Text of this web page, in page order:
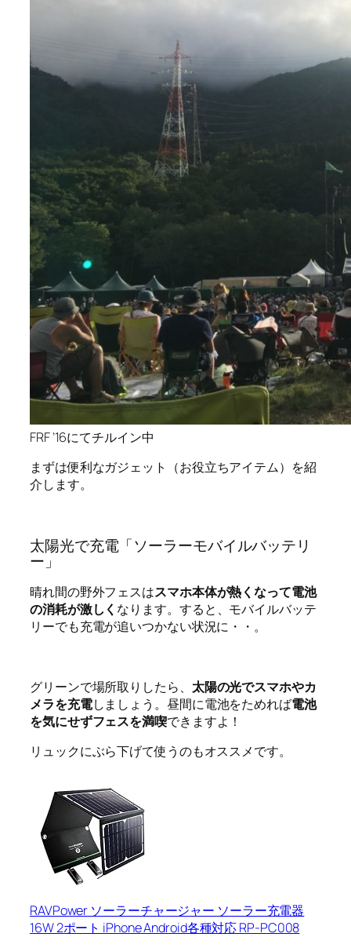
FRF ’16にてチルイン中
まずは便利なガジェット（お役立ちアイテム）を紹
介します。
太陽光で充電「ソーラーモバイルバッテリ
ー」
晴れ間の野外フェスはスマホ本体が熱くなって電池
の消耗が激しく なります。すると、モバイルバッテ
リーでも充電が追いつかない状況に・・。
グリーンで場所取りしたら、 太陽の光でスマホやカ
メラを充電しましょう。昼間に電池をためれば電池
を気にせずフェスを満喫できますよ！
リュックにぶら下げて使うのもオススメです。
RAVPower ソーラーチャージャー ソーラー充電器
16W 2ポート iPhone Android各種対応 RP-PC008